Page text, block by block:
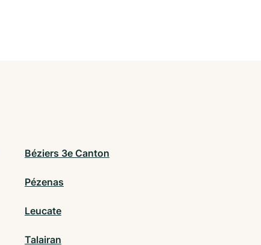
Béziers 3e Canton
Pézenas
Leucate
Talairan